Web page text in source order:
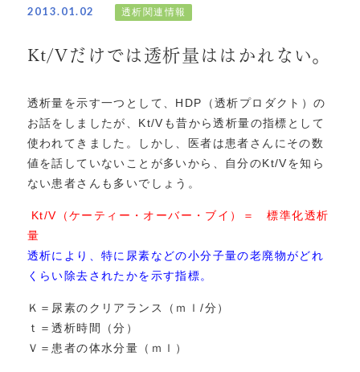
2013.01.02 透析関連情報
Kt/Vだけでは透析量ははかれない。
透析量を示す一つとして、HDP（透析プロダクト）の
お話をしましたが、Kt/Vも昔から透析量の指標として
使われてきました。しかし、医者は患者さんにその数
値を話していないことが多いから、自分のKt/Vを知ら
ない患者さんも多いでしょう。
Kt/V（ケーティー・オーバー・ブイ）＝ 標準化透析
量
透析により、特に尿素などの小分子量の老廃物がどれ
くらい除去されたかを示す指標。
Ｋ＝尿素のクリアランス（ｍｌ/分）
ｔ＝透析時間（分）
Ｖ＝患者の体水分量（ｍｌ）